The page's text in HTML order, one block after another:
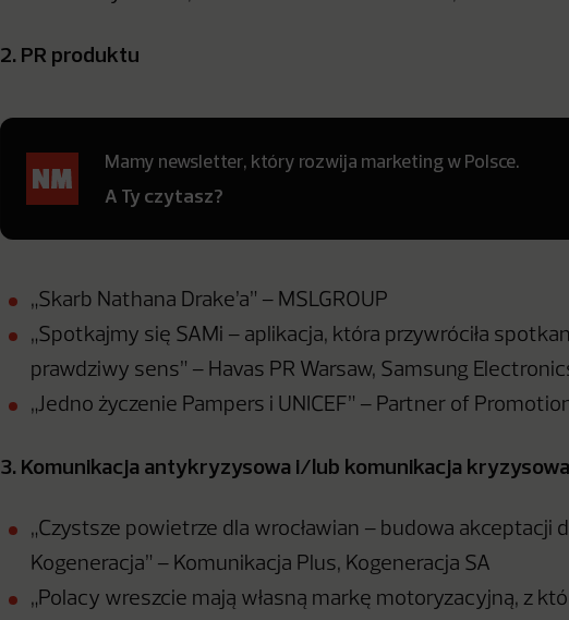
2. PR produktu
Mamy newsletter, który rozwija marketing w Polsce.
A Ty czytasz?
„Skarb Nathana Drake’a” – MSLGROUP
„Spotkajmy się SAMi – aplikacja, która przywróciła
prawdziwy sens” – Havas PR Warsaw, Samsung
„Jedno życzenie Pampers i UNICEF” – Partner of
3. Komunikacja antykryzysowa i/lub komunikacja kryzysowa
„Czystsze powietrze dla wrocławian – budowa akceptacji
Kogeneracja” – Komunikacja Plus, Kogeneracja SA
„Polacy wreszcie mają własną markę motoryzacyjną, z